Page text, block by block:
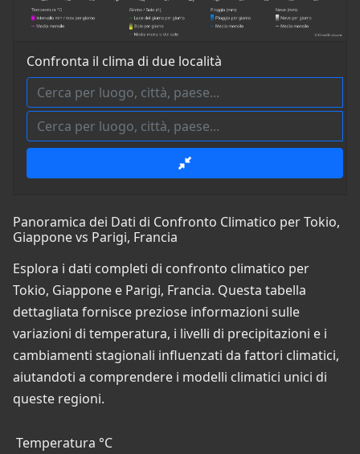
Confronta il clima di due località
Panoramica dei Dati di Confronto Climatico per Tokio,
Giappone vs Parigi, Francia
Esplora i dati completi di confronto climatico per
Tokio, Giappone e Parigi, Francia. Questa tabella
dettagliata fornisce preziose informazioni sulle
variazioni di temperatura, i livelli di precipitazioni e i
cambiamenti stagionali influenzati da fattori climatici,
aiutandoti a comprendere i modelli climatici unici di
queste regioni.
Temperatura °C